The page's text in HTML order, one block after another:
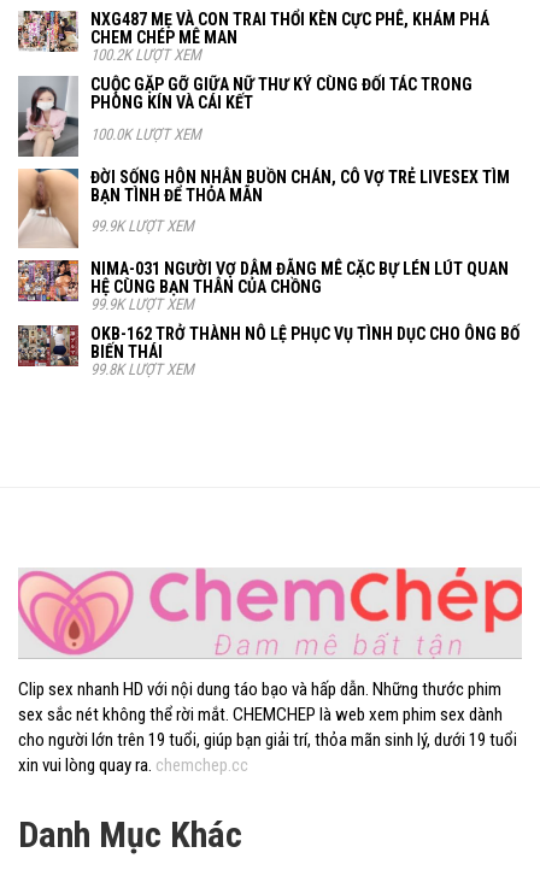
NXG487 MẸ VÀ CON TRAI THỔI KÈN CỰC PHÊ, KHÁM PHÁ
CHEM CHÉP MÊ MAN
100.2K LƯỢT XEM
CUỘC GẶP GỠ GIỮA NỮ THƯ KÝ CÙNG ĐỐI TÁC TRONG
PHÒNG KÍN VÀ CÁI KẾT
100.0K LƯỢT XEM
ĐỜI SỐNG HÔN NHÂN BUỒN CHÁN, CÔ VỢ TRẺ LIVESEX TÌM
BẠN TÌNH ĐỂ THỎA MÃN
99.9K LƯỢT XEM
NIMA-031 NGƯỜI VỢ DÂM ĐÃNG MÊ CẶC BỰ LÉN LÚT QUAN
HỆ CÙNG BẠN THÂN CỦA CHỒNG
99.9K LƯỢT XEM
OKB-162 TRỞ THÀNH NÔ LỆ PHỤC VỤ TÌNH DỤC CHO ÔNG BỐ
BIẾN THÁI
99.8K LƯỢT XEM
Clip sex nhanh HD với nội dung táo bạo và hấp dẫn. Những thước phim
sex sắc nét không thể rời mắt. CHEMCHEP là web xem phim sex dành
cho người lớn trên 19 tuổi, giúp bạn giải trí, thỏa mãn sinh lý, dưới 19 tuổi
xin vui lòng quay ra. chemchep.cc
Danh Mục Khác